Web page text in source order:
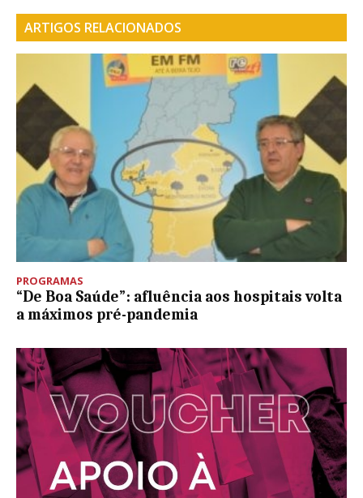
ARTIGOS RELACIONADOS
PROGRAMAS
“De Boa Saúde”: afluência aos hospitais volta
a máximos pré-pandemia